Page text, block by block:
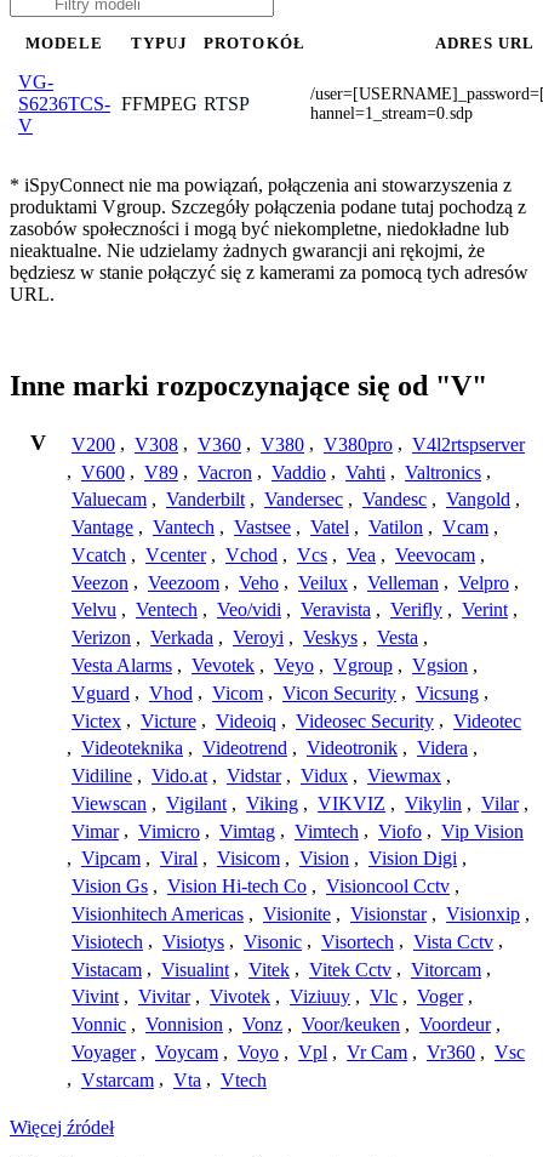
MODELE TYPUJ PROTOKÓŁ ADRES URL
VG-
S6236TCS-
V
FFMPEG RTSP
/
hannel=1_stream=0.sdp
* iSpyConnect nie ma powiązań, połączenia ani stowarzyszenia z
produktami Vgroup. Szczegóły połączenia podane tutaj pochodzą z
zasobów społeczności i mogą być niekompletne, niedokładne lub
nieaktualne. Nie udzielamy żadnych gwarancji ani rękojmi, że
będziesz w stanie połączyć się z kamerami za pomocą tych adresów
URL.
Inne marki rozpoczynające się od "V"
V V200 , V308 , V360 , V380 , V380pro , V4l2rtspserver
, V600 , V89 , Vacron , Vaddio , Vahti , Valtronics ,
Valuecam , Vanderbilt , Vandersec , Vandesc , Vangold ,
Vantage , Vantech , Vastsee , Vatel , Vatilon , Vcam ,
Vcatch , Vcenter , Vchod , Vcs , Vea , Veevocam ,
Veezon , Veezoom , Veho , Veilux , Velleman , Velpro ,
Velvu , Ventech , Veo/vidi , Veravista , Verifly , Verint ,
Verizon , Verkada , Veroyi , Veskys , Vesta ,
Vesta Alarms , Vevotek , Veyo , Vgroup , Vgsion ,
Vguard , Vhod , Vicom , Vicon Security , Vicsung ,
Victex , Victure , Videoiq , Videosec Security , Videotec
, Videoteknika , Videotrend , Videotronik , Videra ,
Vidiline , Vido.at , Vidstar , Vidux , Viewmax ,
Viewscan , Vigilant , Viking , VIKVIZ , Vikylin , Vilar ,
Vimar , Vimicro , Vimtag , Vimtech , Viofo , Vip Vision
, Vipcam , Viral , Visicom , Vision , Vision Digi ,
Vision Gs , Vision Hi-tech Co , Visioncool Cctv ,
Visionhitech Americas , Visionite , Visionstar , Visionxip ,
Visiotech , Visiotys , Visonic , Visortech , Vista Cctv ,
Vistacam , Visualint , Vitek , Vitek Cctv , Vitorcam ,
Vivint , Vivitar , Vivotek , Viziuuy , Vlc , Voger ,
Vonnic , Vonnision , Vonz , Voor/keuken , Voordeur ,
Voyager , Voycam , Voyo , Vpl , Vr Cam , Vr360 , Vsc
, Vstarcam , Vta , Vtech
Więcej źródeł